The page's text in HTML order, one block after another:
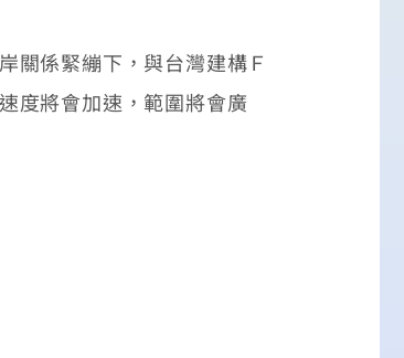
係緊繃下，與台灣建構Ｆ
度將會加速，範圍將會廣